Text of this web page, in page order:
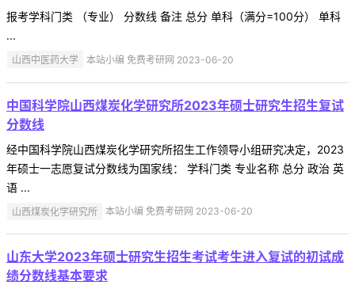
报考学科门类 （专业） 分数线 备注 总分 单科（满分=100分） 单科
...
山西中医药大学 本站小编 免费考研网 2023-06-20
中国科学院山西煤炭化学研究所2023年硕士研究生招生复试
分数线
经中国科学院山西煤炭化学研究所招生工作领导小组研究决定，2023
年硕士一志愿复试分数线为国家线： 学科门类 专业名称 总分 政治 英
语 ...
山西煤炭化学研究所 本站小编 免费考研网 2023-06-20
山东大学2023年硕士研究生招生考试考生进入复试的初试成
绩分数线基本要求